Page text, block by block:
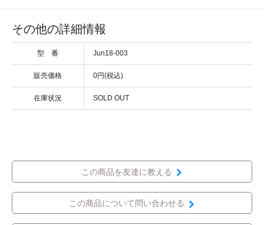
その他の詳細情報
型 番 Jun18-003
販売価格 0円(税込)
在庫状況 SOLD OUT
この商品を友達に教える
この商品について問い合わせる